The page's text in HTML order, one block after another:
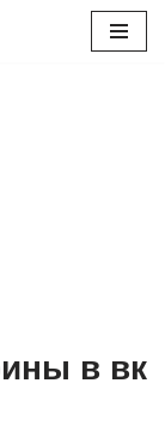
в вк